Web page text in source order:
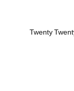
Twenty